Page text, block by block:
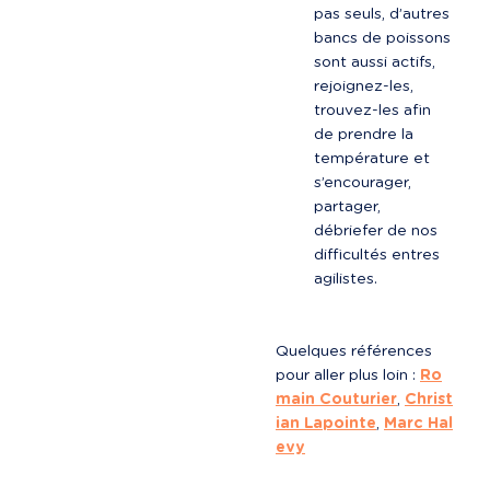
pas seuls, d’autres
bancs de poissons
sont aussi actifs,
rejoignez-les,
trouvez-les afin
de prendre la
température et
s’encourager,
partager,
débriefer de nos
difficultés entres
agilistes.
Quelques références
pour aller plus loin : Ro
main Couturier, Christ
ian Lapointe, Marc Hal
evy